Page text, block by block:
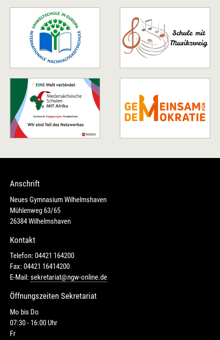
Anschrift
Neues Gymnasium Wilhelmshaven
Mühlenweg 63/65
26384 Wilhelmshaven
Kontakt
Telefon: 04421 164200
Fax: 04421 16414200
E-Mail: sekretariat@ngw-online.de
Öffnungszeiten Sekretariat
Mo bis Do
07:30 - 16:00 Uhr
Fr